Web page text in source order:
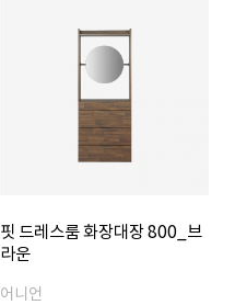
핏 드레스룸 화장대장 800_브
라운
어니언